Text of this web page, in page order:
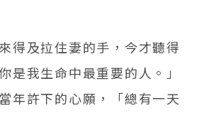
得及拉住妻的手，今才聽得
是我生命中最重要的人。」
年許下的心願，「總有一天